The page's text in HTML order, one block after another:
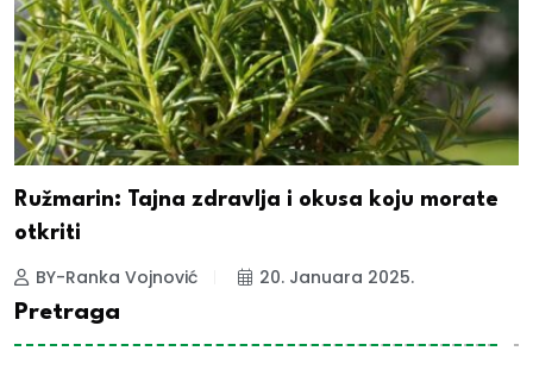
Ružmarin: Tajna zdravlja i okusa koju morate
otkriti
BY-Ranka Vojnović
20. Januara 2025.
Pretraga